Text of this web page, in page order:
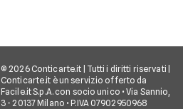
© 2026 Conticarte.it | Tutti i diritti riservati |
Conticarte.it è un servizio offerto da
Facile.it S.p.A. con socio unico • Via Sannio,
3 - 20137 Milano • P.IVA 07902950968